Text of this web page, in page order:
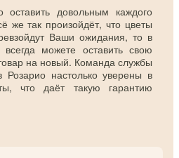
довольным каждого
же так произойдёт, что цветы
Ваши ожидания, то в
можете оставить свою
на новый. Команда службы
Розарио настолько уверены в
что даёт такую гарантию